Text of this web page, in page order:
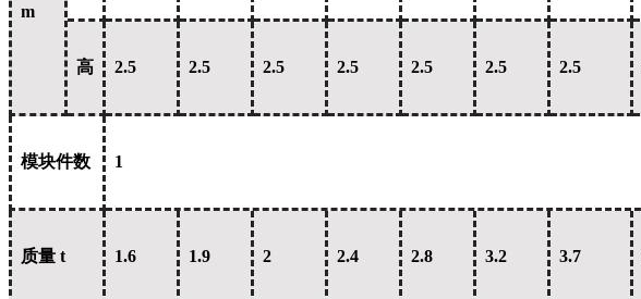
m
高 2.5 2.5 2.5 2.5 2.5 2.5 2.5
模块件数 1
质量 t 1.6 1.9 2 2.4 2.8 3.2 3.7